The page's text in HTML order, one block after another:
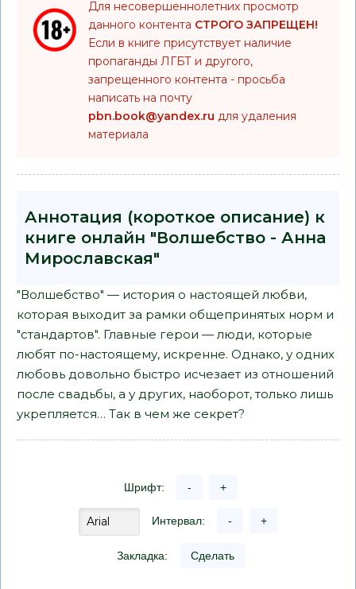
Для несовершеннолетних просмотр
данного контента СТРОГО ЗАПРЕЩЕН!
Если в книге присутствует наличие
пропаганды ЛГБТ и другого,
запрещенного контента - просьба
написать на почту
pbn.book@yandex.ru для удаления
материала
Аннотация (короткое описание) к
книге онлайн "Волшебство - Анна
Мирославская"
"Волшебство" — история о настоящей любви,
которая выходит за рамки общепринятых норм и
"стандартов". Главные герои — люди, которые
любят по-настоящему, искренне. Однако, у одних
любовь довольно быстро исчезает из отношений
после свадьбы, а у других, наоборот, только лишь
укрепляется… Так в чем же секрет?
Шрифт: - +
Интервал: - +
Закладка: Сделать